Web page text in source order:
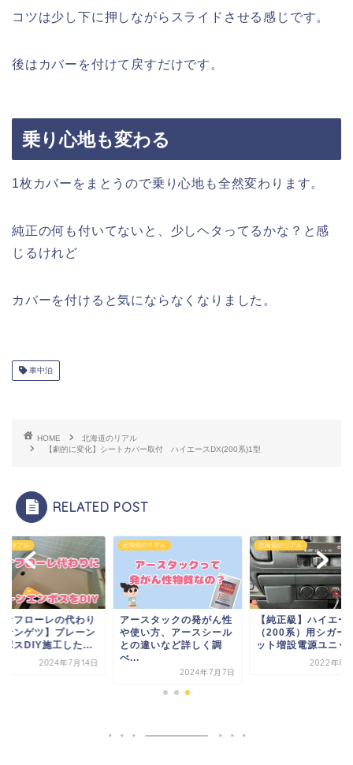
コツは少し下に押しながらスライドさせる感じです。
後はカバーを付けて戻すだけです。
乗り心地も変わる
1枚カバーをまとうので乗り心地も全然変わります。
純正の何も付いてないと、少しヘタってるかな？と感
じるけれど
カバーを付けると気にならなくなりました。
車中泊
HOME
北海道のリアル
【劇的に変化】シートカバー取付 ハイエースDX(200系)1型
RELATED POST
のリアル
ナフローレの代わり
サンゲツ】プレーン
ボスDIY施工した...
2024年7月14日
北海道のリアル
アースタックの発がん性
や使い方、アースシール
との違いなど詳しく調
べ...
2024年7月7日
北海道のリアル
【純正級】ハイエー
（200系）用シガー
ット増設電源ユニッ
2022年8